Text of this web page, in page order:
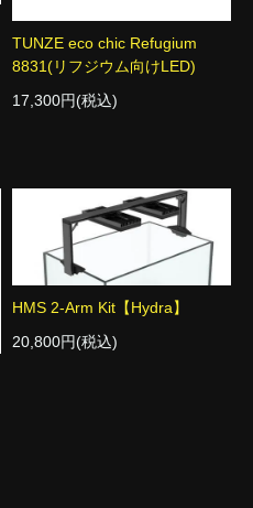
TUNZE eco chic Refugium
8831(リフジウム向けLED)
17,300円(税込)
HMS 2-Arm Kit【Hydra】
20,800円(税込)